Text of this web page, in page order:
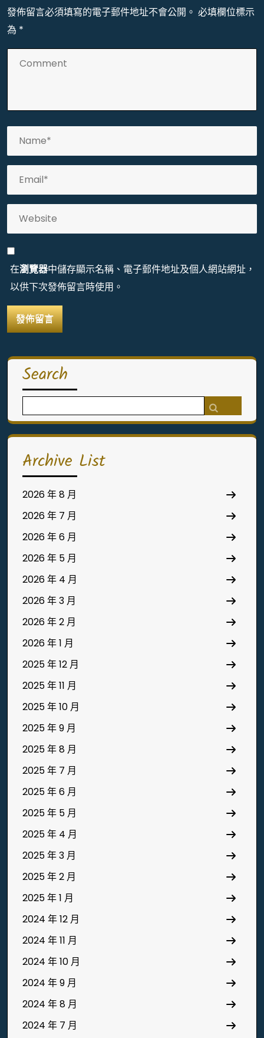
發佈留言必須填寫的電子郵件地址不會公開。 必填欄位標示
為 *
在瀏覽器中儲存顯示名稱、電子郵件地址及個人網站網址，
以供下次發佈留言時使用。
Search
for:
Archive List
2026 年 8 月
2026 年 7 月
2026 年 6 月
2026 年 5 月
2026 年 4 月
2026 年 3 月
2026 年 2 月
2026 年 1 月
2025 年 12 月
2025 年 11 月
2025 年 10 月
2025 年 9 月
2025 年 8 月
2025 年 7 月
2025 年 6 月
2025 年 5 月
2025 年 4 月
2025 年 3 月
2025 年 2 月
2025 年 1 月
2024 年 12 月
2024 年 11 月
2024 年 10 月
2024 年 9 月
2024 年 8 月
2024 年 7 月